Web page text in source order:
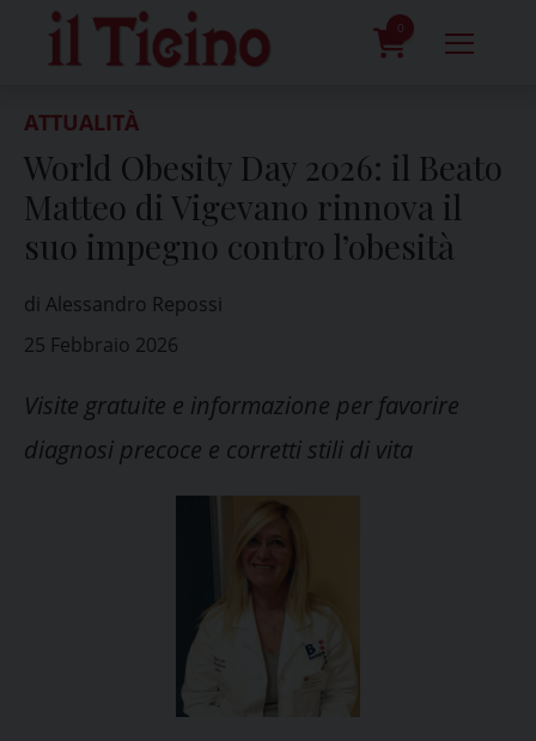
content
0
ATTUALITÀ
World Obesity Day 2026: il Beato
Matteo di Vigevano rinnova il
suo impegno contro l’obesità
di Alessandro Repossi
25 Febbraio 2026
Visite gratuite e informazione per favorire
diagnosi precoce e corretti stili di vita